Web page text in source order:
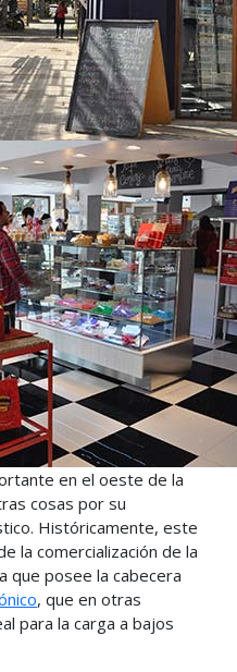
en el oeste de la
cosas por su
Históricamente, este
la comercialización de la
que posee la cabecera
, que en otras
para la carga a bajos